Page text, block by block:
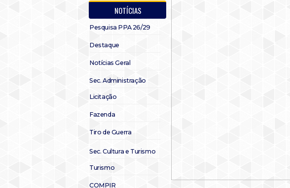
NOTÍCIAS
Pesquisa PPA 26/29
Destaque
Notícias Geral
Sec. Administração
Licitação
Fazenda
Tiro de Guerra
Sec. Cultura e Turismo
Turismo
COMPIR